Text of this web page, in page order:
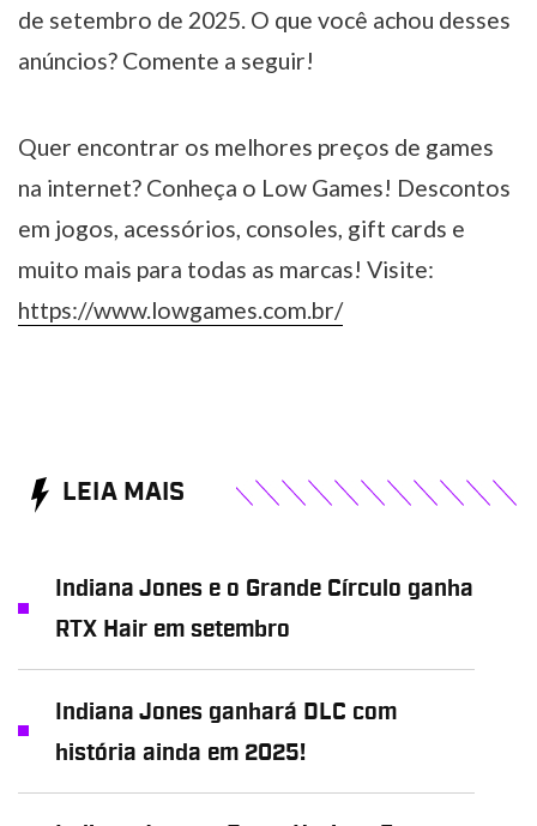
de setembro de 2025. O que você achou desses
anúncios? Comente a seguir!
Quer encontrar os melhores preços de games
na internet? Conheça o Low Games! Descontos
em jogos, acessórios, consoles, gift cards e
muito mais para todas as marcas! Visite:
https://www.lowgames.com.br/
LEIA MAIS
Indiana Jones e o Grande Círculo ganha
RTX Hair em setembro
Indiana Jones ganhará DLC com
história ainda em 2025!